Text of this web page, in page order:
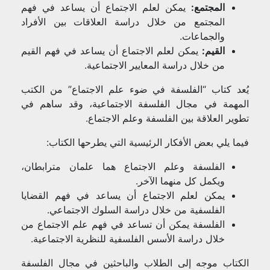
المجتمع: يمكن لعلم الاجتماع أن يساعد في فهم
المجتمع من خلال دراسة العلاقات بين الأفراد
والجماعات.
القيم: يمكن لعلم الاجتماع أن يساعد في فهم القيم
من خلال دراسة المعايير الاجتماعية.
يُعد كتاب “الفلسفة في ضوء علم الاجتماع” من الكتب
المهمة في مجال الفلسفة الاجتماعية، وقد ساهم في
تطوير العلاقة بين الفلسفة وعلم الاجتماع.
فيما يلي بعض الأفكار الرئيسية التي يطرحها الكتاب:
الفلسفة وعلم الاجتماع هما علمان مترابطان،
ويكمل كل منهما الآخر.
يمكن لعلم الاجتماع أن يساعد في فهم القضايا
الفلسفية من خلال دراسة السلوك الاجتماعي.
الفلسفة يمكن أن تساعد في فهم علم الاجتماع من
خلال دراسة الأسس الفلسفية للنظرية الاجتماعية.
الكتاب موجه إلى الطلاب والباحثين في مجال الفلسفة